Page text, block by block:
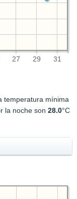
27 29 31
temperatura mínima
la noche son28.0°C